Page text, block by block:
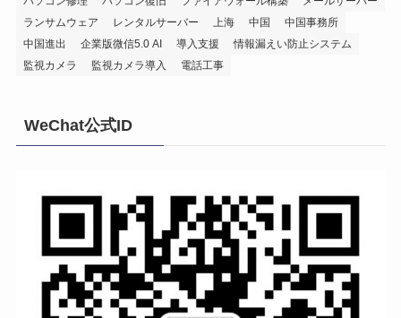
ランサムウェア
レンタルサーバー 上海 中国
中国事務所
中国進出
企業版微信5.0 AI 導入支援
情報漏えい防止システム
監視カメラ
監視カメラ導入 電話工事
WeChat公式ID